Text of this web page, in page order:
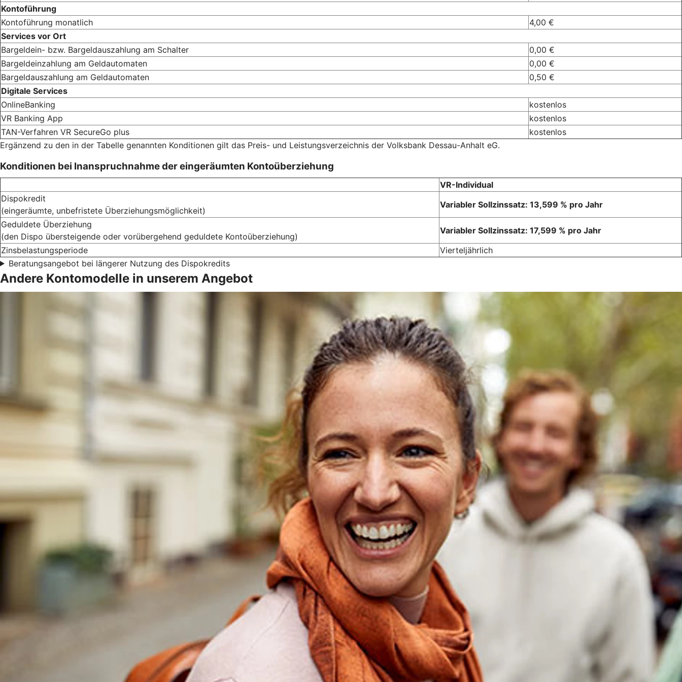
Kontoführung
Kontoführung monatlich
4,00 €
Services vor Ort
Bargeldein- bzw. Bargeldauszahlung am Schalter
0,00 €
Bargeldeinzahlung am Geldautomaten
0,00 €
Bargeldauszahlung am Geldautomaten
0,50 €
Digitale Services
OnlineBanking
kostenlos
VR Banking App
kostenlos
TAN-Verfahren VR SecureGo plus
kostenlos
Ergänzend zu den in der Tabelle genannten Konditionen gilt das Preis- und Leistungsverzeichnis der Volksbank Dessau-Anhalt eG.
Konditionen bei Inanspruchnahme der eingeräumten Kontoüberziehung
VR-Individual
Dispokredit
(eingeräumte, unbefristete Überziehungsmöglichkeit)
Variabler Sollzinssatz: 13,599 % pro Jahr
Geduldete Überziehung
(den Dispo übersteigende oder vorübergehend geduldete Kontoüberziehung)
Variabler Sollzinssatz: 17,599 % pro Jahr
Zinsbelastungsperiode
Vierteljährlich
Beratungsangebot bei längerer Nutzung des Dispokredits
Andere Kontomodelle in unserem Angebot